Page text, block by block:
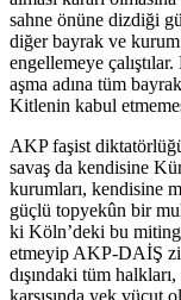
sahne önüne dizdiği
diğer bayrak ve kurum
engellemeye
aşma adına tüm
Kitlenin kabul
AKP faşist
savaş da kendisine
kurumları, kendisine
güçlü topyekûn bir
ki Köln’deki bu
etmeyip AKP-DAİŞ
dışındaki tüm
karşısında yek vücut